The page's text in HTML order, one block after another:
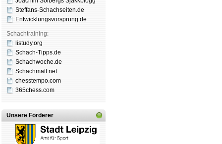
Steffans-Schachseiten.de
Entwicklungsvorsprung.de
Schachtraining:
listudy.org
Schach-Tipps.de
Schachwoche.de
Schachmatt.net
chesstempo.com
365chess.com
Unsere Förderer